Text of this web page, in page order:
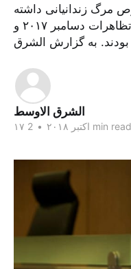
زندانیانی داشته
باشند که به دلیل شرکت در تظاهرات دسامبر ۲۰۱۷ و
الشرق الاوسط
۱۷ اکتبر ۲۰۱۸ • 2 min read